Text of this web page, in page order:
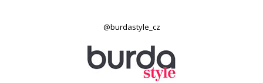
@burdastyle_cz